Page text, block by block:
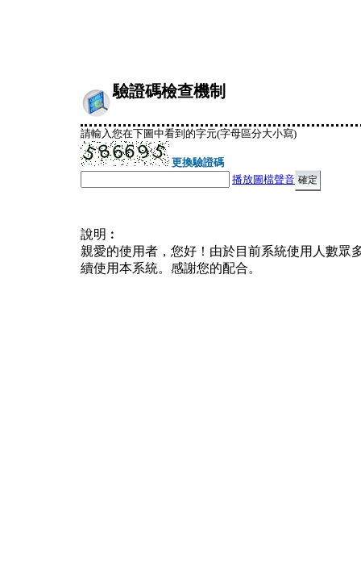
驗證碼檢查機制
請輸入您在下圖中看到的字元(字母區分大小寫)
更換驗證碼
播放圖檔聲音
說明︰
親愛的使用者，您好！由於目前系統使用人數眾
續使用本系統。感謝您的配合。